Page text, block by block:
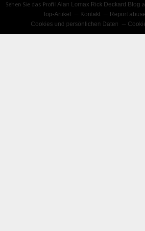
Sehen Sie das ProfilAlan Lomax Rick Deckard Blog
Top-Artikel
Kontakt Report abuse
Cookies und persönlichen Daten